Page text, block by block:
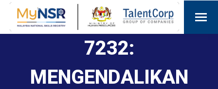
7232:
MENGENDALIKAN